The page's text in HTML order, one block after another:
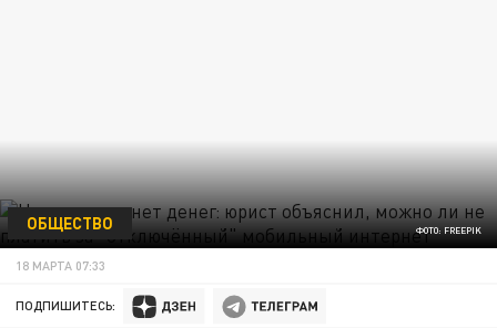
ФОТО: FREEPIK
ОБЩЕСТВО
18 МАРТА 07:33
ПОДПИШИТЕСЬ: